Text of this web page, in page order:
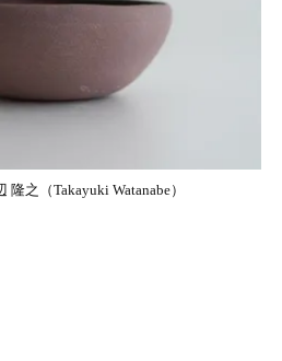
隆之（Takayuki Watanabe）